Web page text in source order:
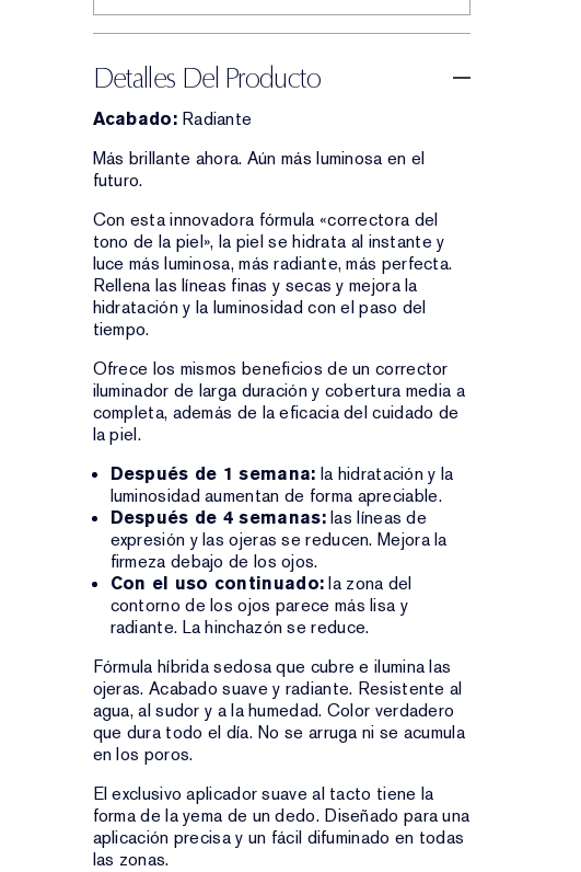
Detalles Del Producto
Acabado: Radiante
Más brillante ahora. Aún más luminosa en el
futuro.
Con esta innovadora fórmula «correctora del
tono de la piel», la piel se hidrata al instante y
luce más luminosa, más radiante, más perfecta.
Rellena las líneas finas y secas y mejora la
hidratación y la luminosidad con el paso del
tiempo.
Ofrece los mismos beneficios de un corrector
iluminador de larga duración y cobertura media a
completa, además de la eficacia del cuidado de
la piel.
Después de 1 semana: la hidratación y la
luminosidad aumentan de forma apreciable.
Después de 4 semanas:las líneas de
expresión y las ojeras se reducen. Mejora la
firmeza debajo de los ojos.
Con el uso continuado:la zona del
contorno de los ojos parece más lisa y
radiante. La hinchazón se reduce.
Fórmula híbrida sedosa que cubre e ilumina las
ojeras. Acabado suave y radiante. Resistente al
agua, al sudor y a la humedad. Color verdadero
que dura todo el día. No se arruga ni se acumula
en los poros.
El exclusivo aplicador suave al tacto tiene la
forma de la yema de un dedo. Diseñado para una
aplicación precisa y un fácil difuminado en todas
las zonas.